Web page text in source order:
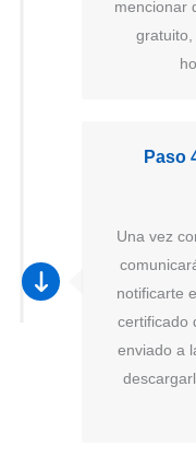
mencionar
Paso
Una vez
notificarte
certificado
enviado a